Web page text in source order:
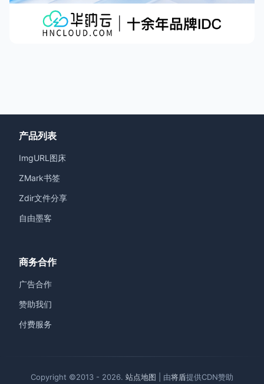
产品列表
ImgURL图床
ZMark书签
Zdir文件分享
自由墨客
商务合作
广告合作
赞助我们
付费服务
Copyright ©2013 - 2026. 站点地图 | 由将盾提供CDN赞助